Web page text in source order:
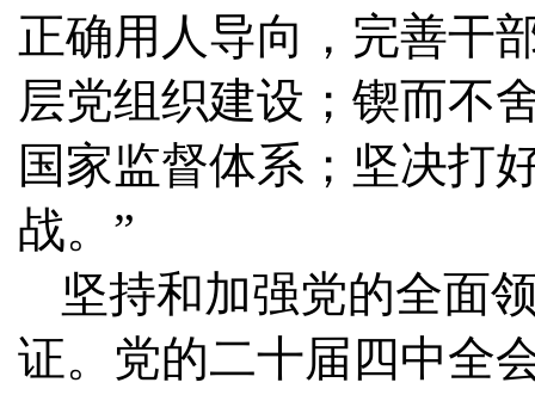
正确用人导向，完善干
层党组织建设；锲而不
国家监督体系；坚决打
战。”
坚持和加强党的全面
证。党的二十届四中全